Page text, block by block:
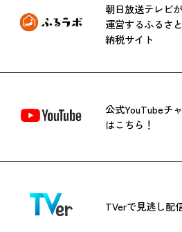
朝日放送テレビが
運営するふるさと
納税サイト
公式YouTubeチ
はこちら！
TVerで見逃し配